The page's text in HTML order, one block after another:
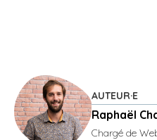
AUTEUR·E
Raphaël
Chargé de